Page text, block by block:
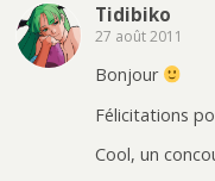
Tidibiko
27 août 2011
Bonjour
Félicitations
Cool, un